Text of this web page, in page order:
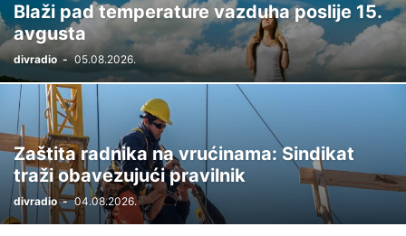
Blaži pad temperature vazduha poslije 15.
avgusta
divradio - 05.08.2026.
Zaštita radnika na vrućinama: Sindikat
traži obavezujući pravilnik
divradio - 04.08.2026.